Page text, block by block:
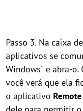
Passo 3. Na caixa
aplicativos se
Windows" e abra-o.
você verá que ela
o aplicativo